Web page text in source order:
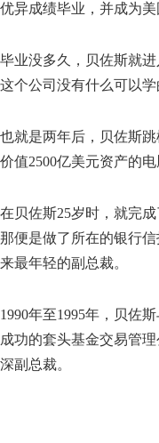
优异成绩毕业，并成为美
毕业没多久，贝佐斯就
这个公司没有什么可以学
也就是两年后，贝佐斯
价值2500亿美元资产的电
在贝佐斯25岁时，就完
那便是做了所在的银行
来最年轻的副总裁。
1990年至1995年，贝佐
成功的套头基金交易管
深副总裁。